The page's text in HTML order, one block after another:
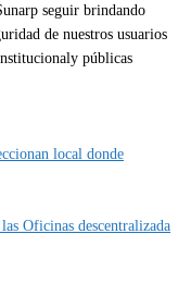
local donde
Oficinas descentralizada